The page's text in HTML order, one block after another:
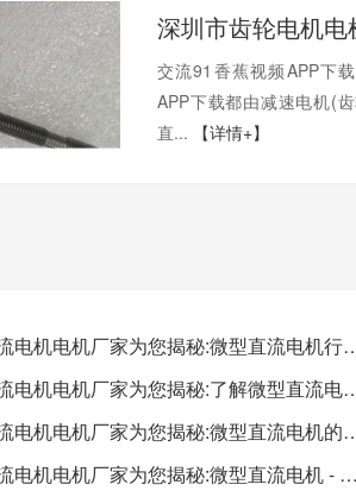
交流91香蕉视频APP下
APP下载都由减速电机(齿
直...
【详情+】
深圳微型直流电机电机厂家为您
深圳微型直流电机电机厂家为您揭
深圳微型直流电机电机厂家为
深圳微型直流电机电机厂家为您揭秘:微型直